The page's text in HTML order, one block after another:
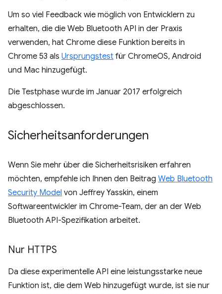
Um so viel Feedback wie möglich von Entwicklern zu
erhalten, die die Web Bluetooth API in der Praxis
verwenden, hat Chrome diese Funktion bereits in
Chrome 53 als Ursprungstest für ChromeOS, Android
und Mac hinzugefügt.
Die Testphase wurde im Januar 2017 erfolgreich
abgeschlossen.
Sicherheitsanforderungen
Wenn Sie mehr über die Sicherheitsrisiken erfahren
möchten, empfehle ich Ihnen den Beitrag Web Bluetooth
Security Model von Jeffrey Yasskin, einem
Softwareentwickler im Chrome-Team, der an der Web
Bluetooth API-Spezifikation arbeitet.
Nur HTTPS
Da diese experimentelle API eine leistungsstarke neue
Funktion ist, die dem Web hinzugefügt wurde, ist sie nur